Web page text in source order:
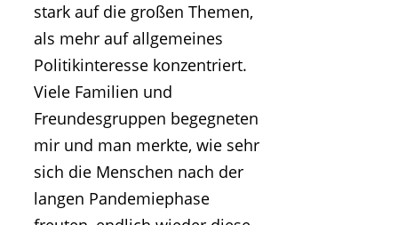
stark auf die großen Themen,
als mehr auf allgemeines
Politikinteresse konzentriert.
Viele Familien und
Freundesgruppen begegneten
mir und man merkte, wie sehr
sich die Menschen nach der
langen Pandemiephase